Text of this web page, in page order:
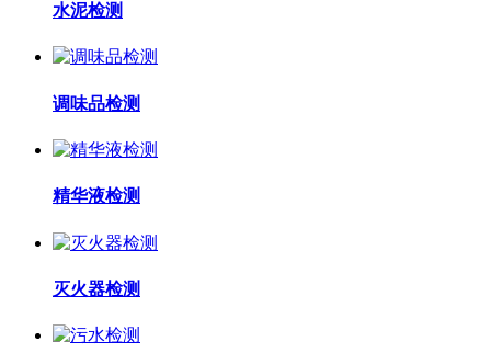
水泥检测
调味品检测
精华液检测
灭火器检测